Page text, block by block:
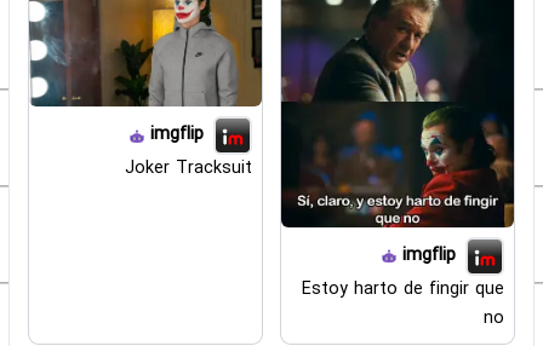
imgflip
Estoy harto de fingir que
no
imgflip
Joker Tracksuit